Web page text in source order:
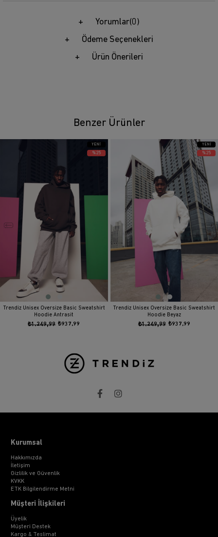
Yorumlar(0)
Ödeme Seçenekleri
Ürün Önerileri
Benzer Ürünler
Trendiz Unisex Oversize Basic Sweatshirt
Hoodie Antrasit
₺937,99
₺1.249,99
YENI
ÜRÜN
%25
Trendiz Unisex Oversize Basic Sweatshirt
Hoodie Beyaz
₺937,99
₺1.249,99
YENI
ÜRÜN
%25
Kurumsal
Hakkımızda
İletişim
Gizlilik ve Güvenlik
KVKK
ETK Bilgilendirme Metni
Müşteri İlişkileri
Üyelik
Müşteri Destek
Kargo & Teslimat